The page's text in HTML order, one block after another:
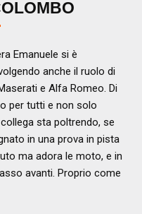
Emanuele si è
anche il ruolo di
e Alfa Romeo. Di
per tutti e non solo
sta poltrendo, se
in una prova in pista
ma adora le moto, e in
avanti. Proprio come